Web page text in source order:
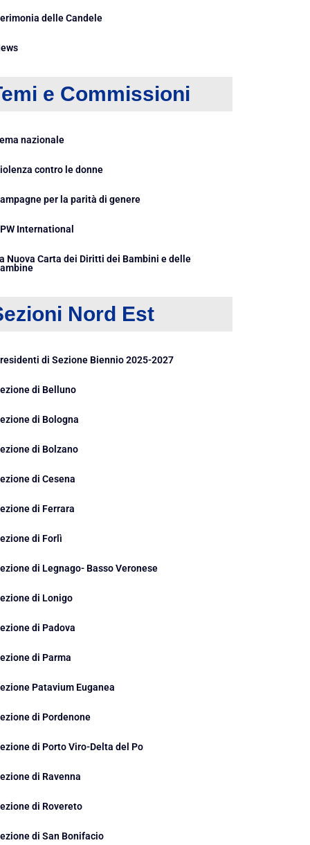
delle Candele
e Commissioni
nazionale
contro le donne
per la parità di genere
International
Nuova Carta dei Diritti dei Bambini e delle
Nord Est
di Sezione Biennio 2025-2027
di Belluno
di Bologna
di Bolzano
di Cesena
di Ferrara
di Forlì
di Legnago- Basso Veronese
di Lonigo
di Padova
di Parma
Patavium Euganea
di Pordenone
di Porto Viro-Delta del Po
di Ravenna
di Rovereto
di San Bonifacio